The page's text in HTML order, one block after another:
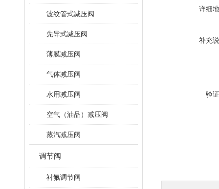
波纹管式减压阀
先导式减压阀
薄膜减压阀
气体减压阀
水用减压阀
空气（油品）减压阀
蒸汽减压阀
调节阀
衬氟调节阀
详细
补充
验